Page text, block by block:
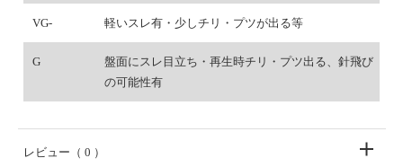
VG- 軽いスレ有・少しチリ・プツが出る等
G
盤面にスレ目立ち・再生時チリ・プツ出る、針飛び
の可能性有
レビュー （ 0 ）